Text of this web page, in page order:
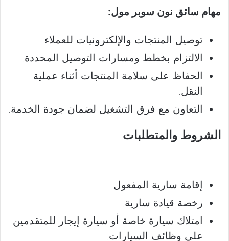
مهام سائق نون سوبر مول:
توصيل المنتجات والإلكترونيات للعملاء.
الالتزام بخطط ومسارات التوصيل المحددة.
الحفاظ على سلامة المنتجات أثناء عملية
النقل.
التعاون مع فرق التشغيل لضمان جودة الخدمة.
الشروط والمتطلبات
إقامة سارية المفعول.
رخصة قيادة سارية.
امتلاك سيارة خاصة أو سيارة إيجار للمتقدمين
على وظائف السيارات.